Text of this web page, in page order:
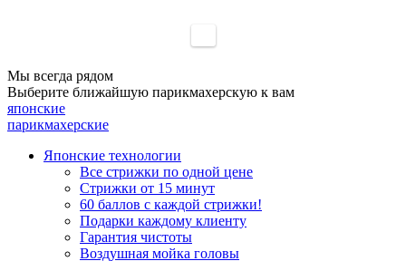
Мы всегда рядом
Выберите ближайшую парикмахерскую к вам
японские
парикмахерские
Японские технологии
Все стрижки по одной цене
Стрижки от 15 минут
60 баллов с каждой стрижки!
Подарки каждому клиенту
Гарантия чистоты
Воздушная мойка головы